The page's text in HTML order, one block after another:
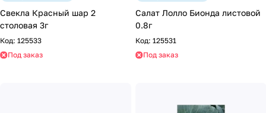
Свекла Красный шар 2
столовая 3г
Код: 125533
Под заказ
Салат Лолло Бионда листовой
0.8г
Код: 125531
Под заказ